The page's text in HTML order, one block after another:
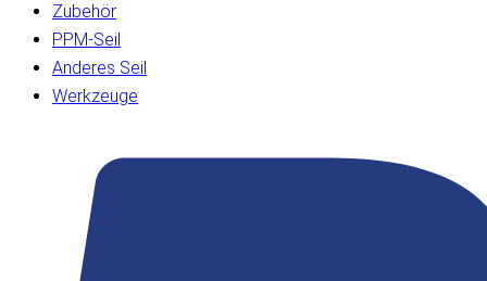
Zubehör
PPM-Seil
Anderes Seil
Werkzeuge